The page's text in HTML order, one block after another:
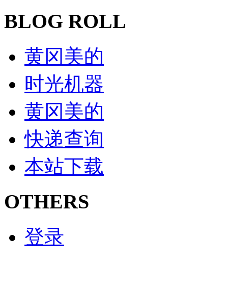
BLOG ROLL
黄冈美的
时光机器
黄冈美的
快递查询
本站下载
OTHERS
登录